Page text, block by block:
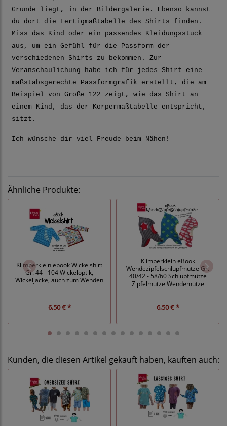
Grunde liegt, in der Bildergalerie. Ebenso kannst
du dort die Fertigmaßtabelle des Shirts finden.
Miss das Kind oder ein passendes Kleidungsstück
aus, um ein Gefühl für die Passform der
verschiedenen Shirts zu bekommen. Zur
Veranschaulichung habe ich für jedes Shirt eine
maßstabsgerechte Passformgrafik erstellt, die am
Beispiel von Größe 122 zeigt, wie das Shirt an
einem Kind, das der Körpermaßtabelle entspricht,
sitzt.
Ich wünsche dir viel Freude beim Nähen!
Ähnliche Produkte:
Klimperklein ebook Wickelshirt
Gr. 44 - 104 Wickeloptik,
Wickeljacke, auch zum Wenden
6,50 € *
Klimperklein eBook
Wendezipfelschlupfmütze Gr.
40/42 - 58/60 Schlupfmütze
Zipfelmütze Wendemütze
6,50 € *
Kunden, die diesen Artikel gekauft haben, kauften auch: